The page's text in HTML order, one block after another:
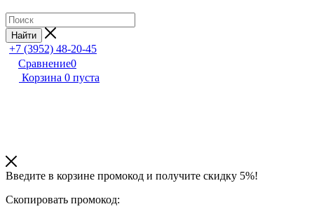
Найти
+7 (3952) 48-20-45
Сравнение0
Корзина 0 пуста
Введите в корзине промокод и получите скидку 5%!
Скопировать промокод: